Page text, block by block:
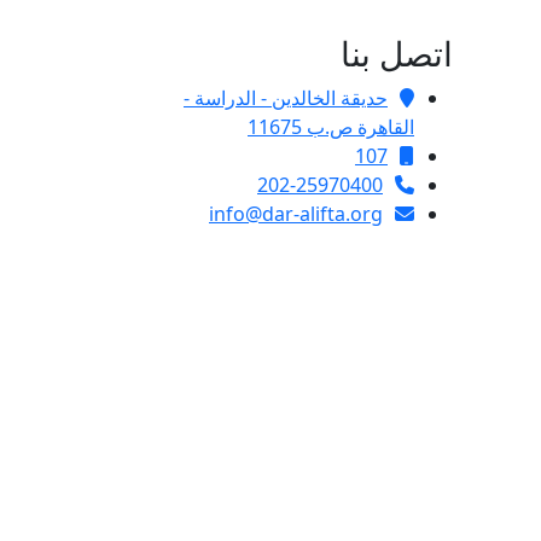
اتصل بنا
حديقة الخالدين - الدراسة -
القاهرة ص.ب 11675
107
202-25970400
info@dar-alifta.org